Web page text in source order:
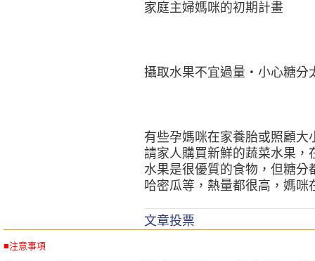
家庭主婦媽咪的初期計畫
攝取水果不宜過量‧小心糖分
有些孕媽咪在家養胎或照顧
請家人購買新鮮的蔬菜水果，
水果是很優質的食物，但糖
哈密瓜等，熱量都很高，媽咪
文章投票
■注意事項